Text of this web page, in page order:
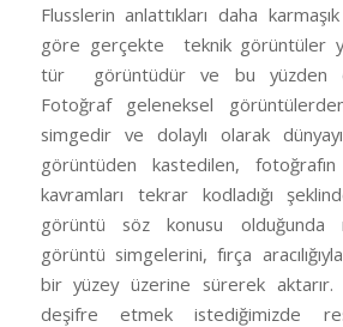
Flusslerin anlattıkları daha
göre gerçekte teknik görüntüler
tür görüntüdür ve bu yüzden
Fotoğraf geleneksel
simgedir ve dolaylı olarak
görüntüden kastedilen, fotoğrafın
kavramları tekrar kodladığı
görüntü söz konusu olduğunda
görüntü simgelerini, fırça
bir yüzey üzerine sürerek
deşifre etmek istediğimizde